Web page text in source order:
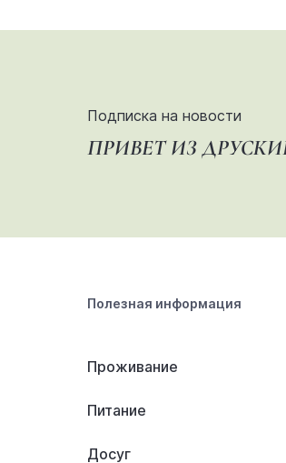
Подписка на новости
ПРИВЕТ ИЗ
Полезная информация
Проживание
Питание
Досуг